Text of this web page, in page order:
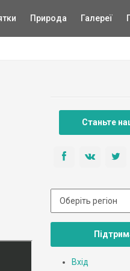
Природа Галереї
Станьте
Вхід